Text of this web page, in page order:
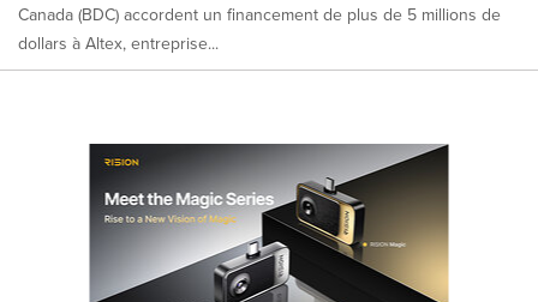
Canada (BDC) accordent un financement de plus de 5 millions de
dollars à Altex, entreprise...